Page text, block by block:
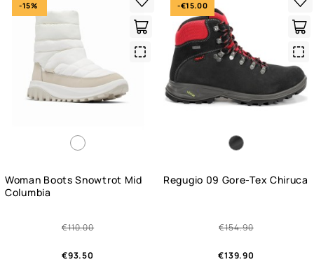
Woman Boots Snowtrot Mid
Columbia
€93.50
€110.00
Quick
-15%
Regugio 09 Gore-Tex Chiruca
€139.90
€154.90
-€15.00